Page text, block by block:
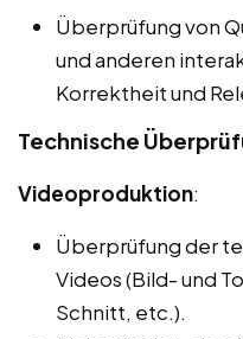
Überprüfung von
und anderen
Korrektheit und
Technische
Videoproduktion:
Überprüfung der
Videos (Bild- und
Schnitt, etc.).